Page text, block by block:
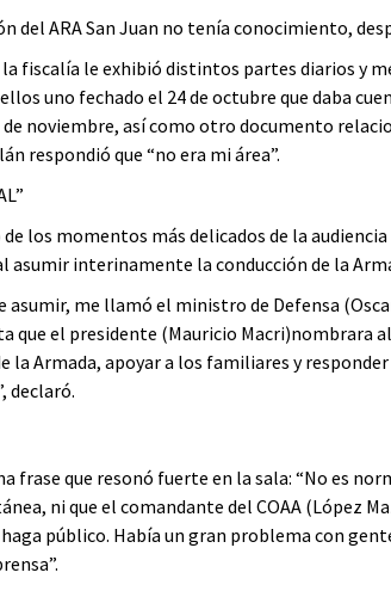
del ARA San Juan no tenía conocimiento,
la fiscalía le exhibió distintos partes diarios y
uno fechado el 24 de octubre que daba
noviembre, así como otro documento
respondió que “no era mi área”.
de los momentos más delicados de la
asumir interinamente la conducción de la
asumir, me llamó el ministro de Defensa
que el presidente (Mauricio Macri)nombrara
la Armada, apoyar a los familiares y
declaró.
frase que resonó fuerte en la sala: “No es
ni que el comandante del COAA (López
haga público. Había un gran problema con